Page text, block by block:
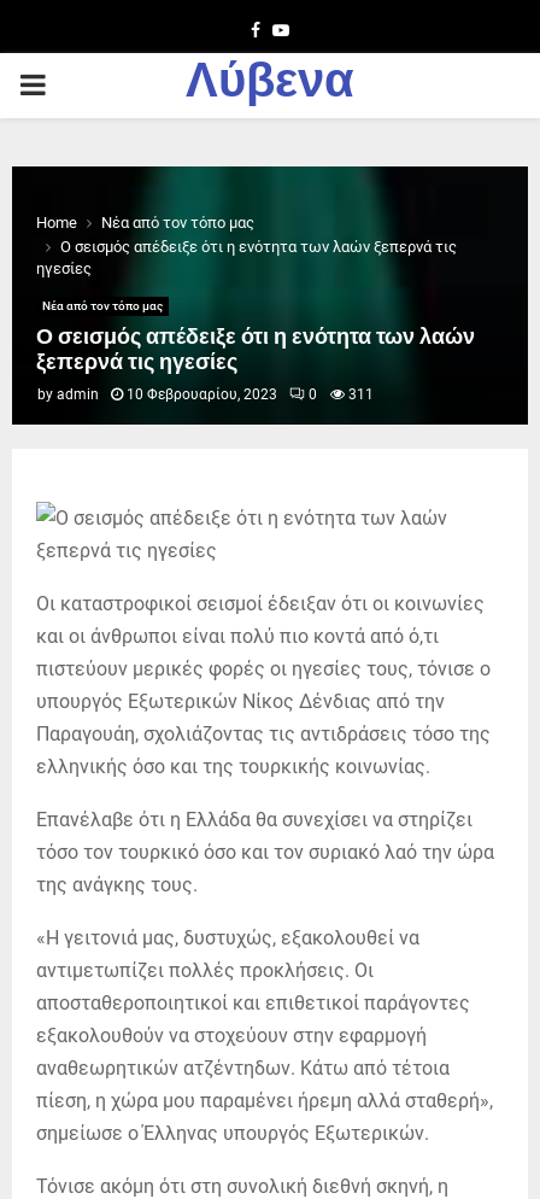
Facebook
Youtube
PRIMARY
Λύβενα
Home
Νέα από τον τόπο μας
Ο σεισμός απέδειξε ότι η ενότητα των λαών ξεπερνά τις
ηγεσίες
Νέα από τον τόπο μας
Ο σεισμός απέδειξε ότι η ενότητα των λαών
ξεπερνά τις ηγεσίες
by admin 10 Φεβρουαρίου, 2023 0 311
Οι καταστροφικοί σεισμοί έδειξαν ότι οι κοινωνίες
και οι άνθρωποι είναι πολύ πιο κοντά από ό,τι
πιστεύουν μερικές φορές οι ηγεσίες τους, τόνισε ο
υπουργός Εξωτερικών Νίκος Δένδιας από την
Παραγουάη, σχολιάζοντας τις αντιδράσεις τόσο της
ελληνικής όσο και της τουρκικής κοινωνίας.
Επανέλαβε ότι η Ελλάδα θα συνεχίσει να στηρίζει
τόσο τον τουρκικό όσο και τον συριακό λαό την ώρα
της ανάγκης τους.
«Η γειτονιά μας, δυστυχώς, εξακολουθεί να
αντιμετωπίζει πολλές προκλήσεις. Οι
αποσταθεροποιητικοί και επιθετικοί παράγοντες
εξακολουθούν να στοχεύουν στην εφαρμογή
αναθεωρητικών ατζέντηδων. Κάτω από τέτοια
πίεση, η χώρα μου παραμένει ήρεμη αλλά σταθερή»,
σημείωσε ο Έλληνας υπουργός Εξωτερικών.
Τόνισε ακόμη ότι στη συνολική διεθνή σκηνή, η